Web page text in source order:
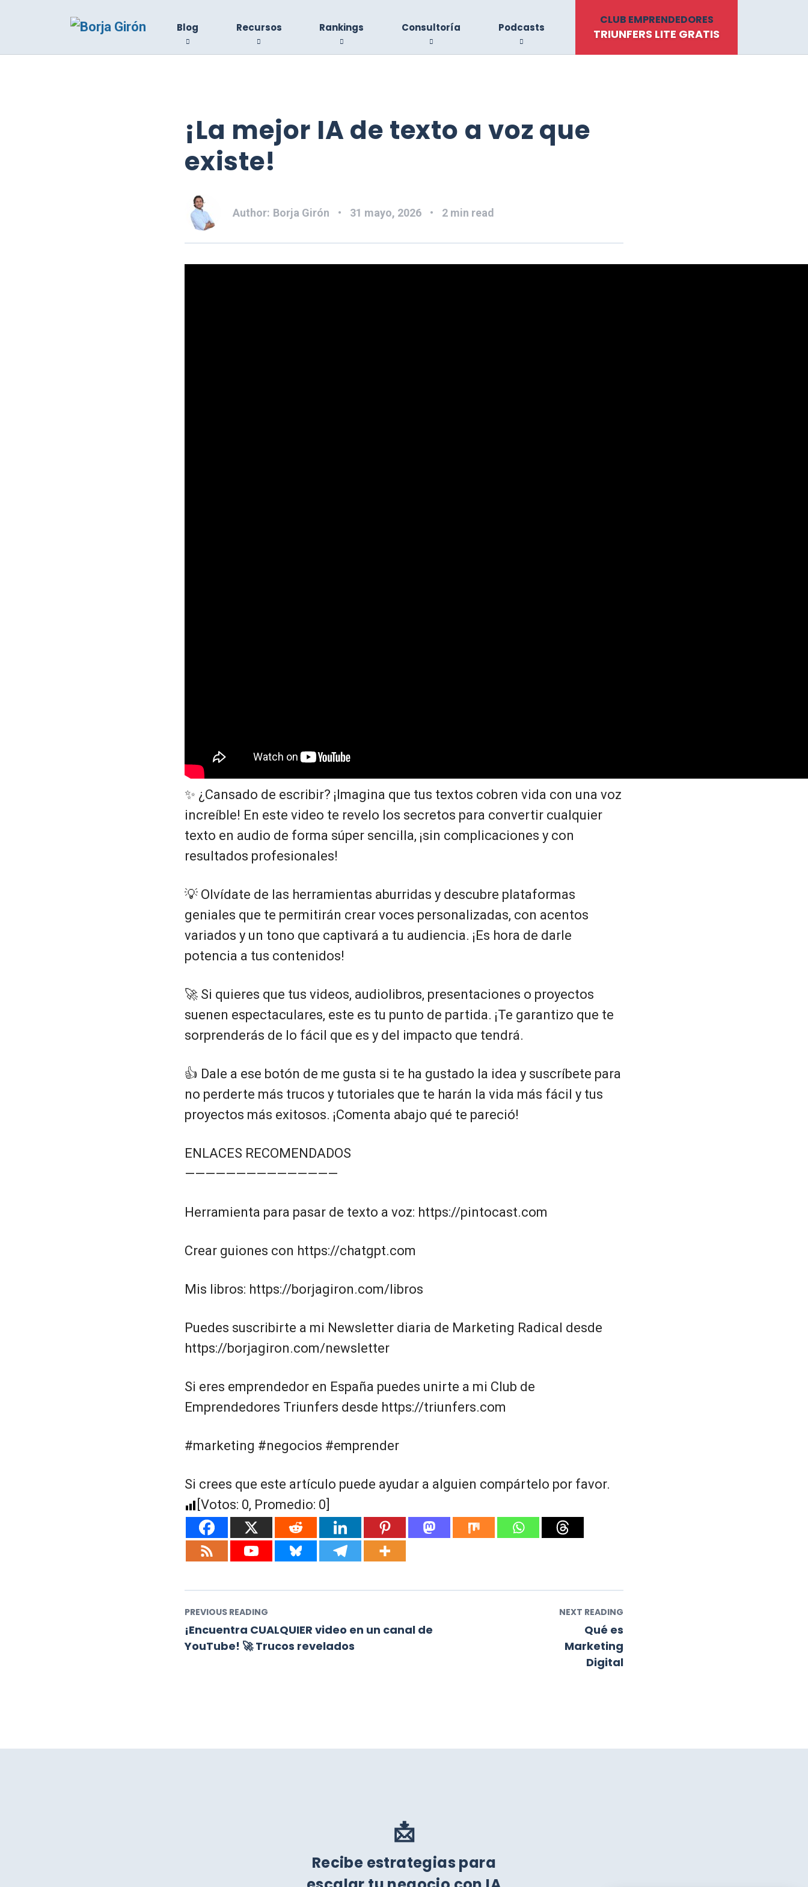
Blog Recursos Rankings Consultoría Podcasts
CLUB EMPRENDEDORES
TRIUNFERS LITE GRATIS
¡La mejor IA de texto a voz que
existe!
Author: Borja Girón 31 mayo, 2026 2 min read
✨ ¿Cansado de escribir? ¡Imagina que tus textos cobren vida con una voz
increíble! En este video te revelo los secretos para convertir cualquier
texto en audio de forma súper sencilla, ¡sin complicaciones y con
resultados profesionales!
💡 Olvídate de las herramientas aburridas y descubre plataformas
geniales que te permitirán crear voces personalizadas, con acentos
variados y un tono que captivará a tu audiencia. ¡Es hora de darle
potencia a tus contenidos!
🚀 Si quieres que tus videos, audiolibros, presentaciones o proyectos
suenen espectaculares, este es tu punto de partida. ¡Te garantizo que te
sorprenderás de lo fácil que es y del impacto que tendrá.
👍 Dale a ese botón de me gusta si te ha gustado la idea y suscríbete para
no perderte más trucos y tutoriales que te harán la vida más fácil y tus
proyectos más exitosos. ¡Comenta abajo qué te pareció!
ENLACES RECOMENDADOS
———————————————
Herramienta para pasar de texto a voz: https://pintocast.com
Crear guiones con https://chatgpt.com
Mis libros: https://borjagiron.com/libros
Puedes suscribirte a mi Newsletter diaria de Marketing Radical desde
https://borjagiron.com/newsletter
Si eres emprendedor en España puedes unirte a mi Club de
Emprendedores Triunfers desde https://triunfers.com
#marketing #negocios #emprender
Si crees que este artículo puede ayudar a alguien compártelo por favor.
[Votos: 0, Promedio: 0
PREVIOUS READING
¡Encuentra CUALQUIER video en un canal de
YouTube! 🚀 Trucos revelados
NEXT READING
Qué es
Marketing
Digital
📩
Recibe estrategias para